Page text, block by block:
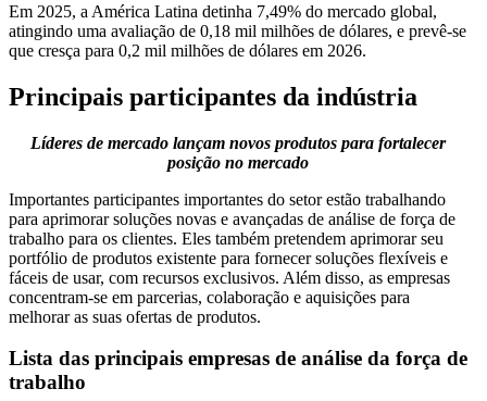
Em 2025, a América Latina detinha 7,49% do mercado global,
atingindo uma avaliação de 0,18 mil milhões de dólares, e prevê-se
que cresça para 0,2 mil milhões de dólares em 2026.
Principais participantes da indústria
Líderes de mercado lançam novos produtos para fortalecer
posição no mercado
Importantes participantes importantes do setor estão trabalhando
para aprimorar soluções novas e avançadas de análise de força de
trabalho para os clientes. Eles também pretendem aprimorar seu
portfólio de produtos existente para fornecer soluções flexíveis e
fáceis de usar, com recursos exclusivos. Além disso, as empresas
concentram-se em parcerias, colaboração e aquisições para
melhorar as suas ofertas de produtos.
Lista das principais empresas de análise da força de
trabalho